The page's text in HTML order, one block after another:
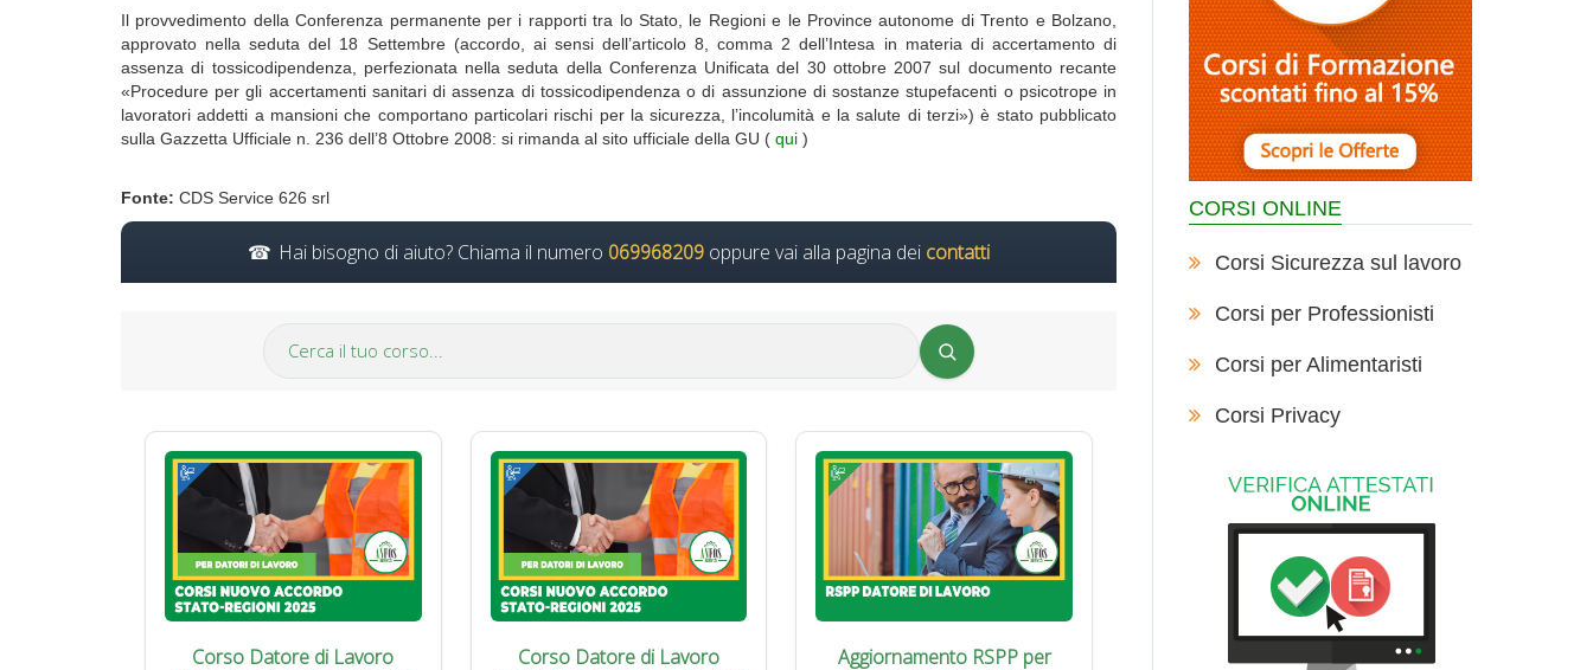
Il provvedimento della Conferenza permanente per i rapporti tra lo Stato, le Regioni e le Province autonome di Trento e Bolzano,
approvato nella seduta del 18 Settembre (accordo, ai sensi dell’articolo 8, comma 2 dell’Intesa in materia di accertamento di
assenza di tossicodipendenza, perfezionata nella seduta della Conferenza Unificata del 30 ottobre 2007 sul documento recante
«Procedure per gli accertamenti sanitari di assenza di tossicodipendenza o di assunzione di sostanze stupefacenti o psicotrope in
lavoratori addetti a mansioni che comportano particolari rischi per la sicurezza, l’incolumità e la salute di terzi») è stato pubblicato
sulla Gazzetta Ufficiale n. 236 dell’8 Ottobre 2008: si rimanda al sito ufficiale della GU ( qui )
Fonte: CDS Service 626 srl
Hai bisogno di aiuto? Chiama il numero 069968209 oppure vai alla pagina dei contatti
Corso Datore di Lavoro
Corso Datore di Lavoro
Aggiornamento RSPP per
CORSI ONLINE
Corsi Sicurezza sul lavoro
Corsi per Professionisti
Corsi per Alimentaristi
Corsi Privacy